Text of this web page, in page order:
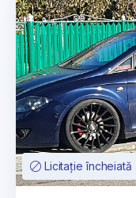
Licitație încheiată